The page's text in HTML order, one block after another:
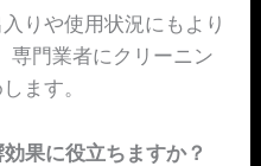
りや使用状況にもより
専門業者にクリーニン
ます。
果に役立ちますか？